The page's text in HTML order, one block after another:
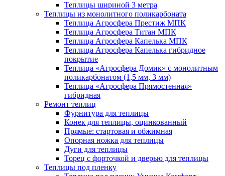
Теплицы шириной 3 метра
Теплицы из монолитного поликарбоната
Теплица Агросфера Престиж МПК
Теплица Агросфера Титан МПК
Теплица Агросфера Капелька МПК
Теплица Агросфера Капелька гибридное
покрытие
Теплица «Агросфера Домик» с монолитным
поликарбонатом (1,5 мм, 3 мм)
Теплица «Агросфера Прямостенная»
гибридная
Ремонт теплиц
Фурнитура для теплицы
Конек для теплицы, оцинкованный
Прямые: стартовая и обжимная
Опорная ножка для теплицы
Дуги для теплицы
Торец с форточкой и дверью для теплицы
Теплицы под пленку